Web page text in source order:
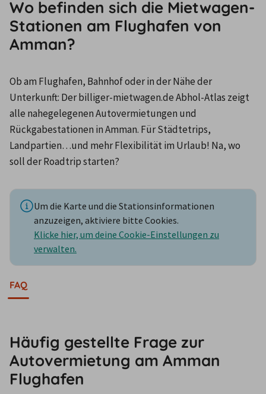
Wo befinden sich die Mietwagen-
Stationen am Flughafen von
Amman?
Ob am Flughafen, Bahnhof oder in der Nähe der
Unterkunft: Der billiger-mietwagen.de Abhol-Atlas zeigt
alle nahegelegenen Autovermietungen und
Rückgabestationen in Amman. Für Städtetrips,
Landpartien…und mehr Flexibilität im Urlaub! Na, wo
soll der Roadtrip starten?
Um die Karte und die Stationsinformationen
anzuzeigen, aktiviere bitte Cookies.
Klicke hier, um deine Cookie-Einstellungen zu
verwalten.
FAQ
Häufig gestellte Frage zur
Autovermietung am Amman
Flughafen